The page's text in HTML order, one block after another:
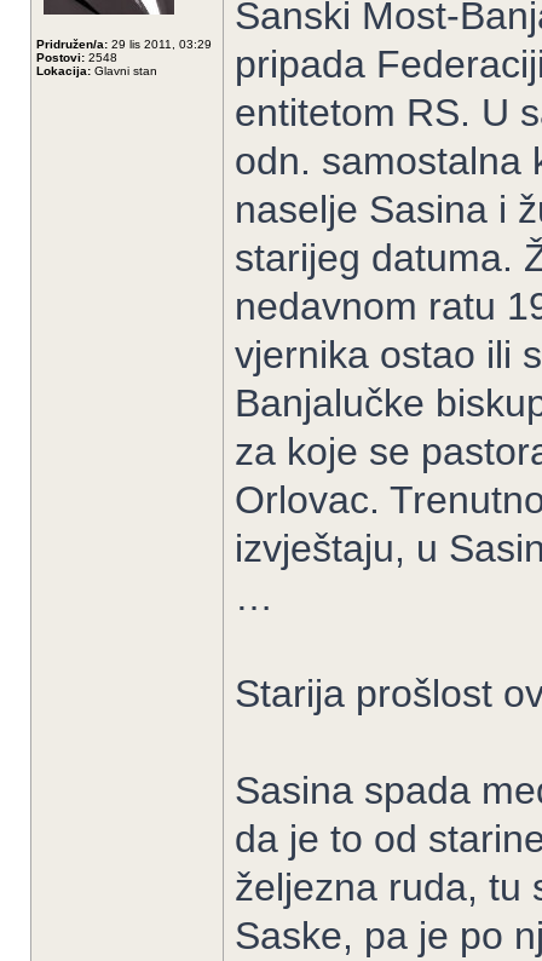
Pridružen/a: 29 lis 2011, 03:29
Postovi: 2548
Lokacija: Glavni stan
Sanski Most-
pripada
entitetom RS. U
odn. samostalna
naselje Sasina i
starijeg datuma.
nedavnom ratu
vjernika ostao ili
Banjalučke
za koje se
Orlovac.
izvještaju, u
…
Starija prošlost
Sasina spada
da je to od
željezna ruda, tu
Saske, pa je po